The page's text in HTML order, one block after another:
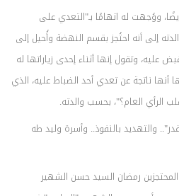
ووُجهت له اتهامًا بـ"التعدي على
إلى أنه احتُجز بقسم النهضة وأُحيل إلى
عليه، وتقول إنها أثناء إحدى زياراتها له
أنها ناتجة عن تعدي أحد الضباط عليه، الذي
العام؟"، بحسب والدته.
والتهديد بالنفوذ.. وأسرة وليد طه
المحتجزين رمضان السيد حسن الشهير